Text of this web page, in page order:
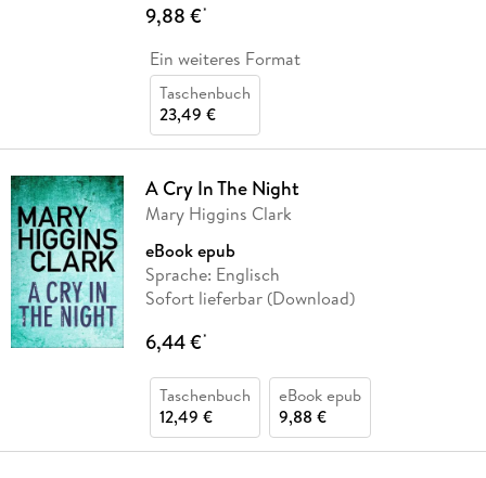
9,88 €*
Ein weiteres Format
Taschenbuch
23,49 €
A Cry In The Night
Mary Higgins Clark
eBook epub
Sprache: Englisch
Sofort lieferbar (Download)
6,44 €*
Taschenbuch
12,49 €
eBook epub
9,88 €